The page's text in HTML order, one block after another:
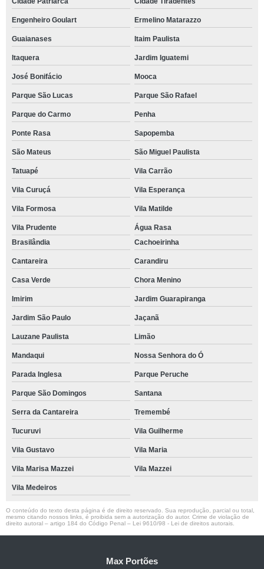
Engenheiro Goulart Ermelino Matarazzo
Guaianases Itaim Paulista
Itaquera Jardim Iguatemi
José Bonifácio Mooca
Parque São Lucas Parque São Rafael
Parque do Carmo Penha
Ponte Rasa Sapopemba
São Mateus São Miguel Paulista
Tatuapé Vila Carrão
Vila Curuçá Vila Esperança
Vila Formosa Vila Matilde
Vila Prudente
Água Rasa
Brasilândia
Cachoeirinha
Cantareira Carandiru
Casa Verde Chora Menino
Imirim Jardim Guarapiranga
Jardim São Paulo Jaçanã
Lauzane Paulista Limão
Mandaqui Nossa Senhora do Ó
Parada Inglesa Parque Peruche
Parque São Domingos Santana
Serra da Cantareira Tremembé
Tucuruvi Vila Guilherme
Vila Gustavo Vila Maria
Vila Marisa Mazzei Vila Mazzei
Vila Medeiros
O conteúdo do texto desta página é de direito reservado. Sua reprodução, parcial ou total,
mesmo citando nossos links, é proibida sem a autorização do autor. Crime de violação de
direito autoral – artigo 184 do Código Penal – Lei 9610/98 - Lei de direitos autorais
Max Portões